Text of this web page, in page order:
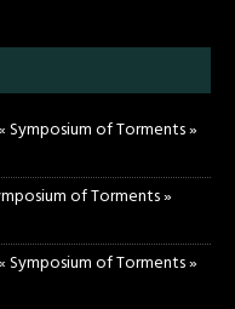
Symposium of Torments »
of Torments »
Symposium of Torments »